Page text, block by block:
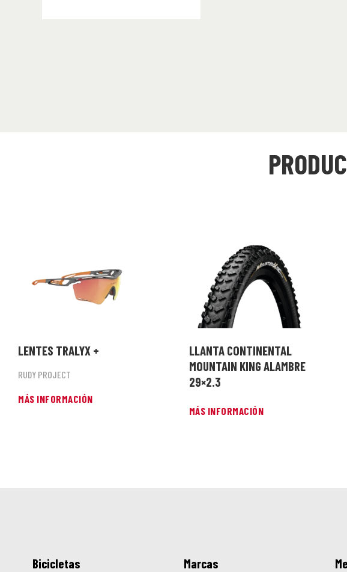
LENTES TRALYX +
RUDY PROJECT
MÁS INFORMACIÓN
LLANTA CONTINENTAL
MOUNTAIN KING ALAMBRE
29×2.3
MÁS INFORMACIÓN
Bicicletas Marcas